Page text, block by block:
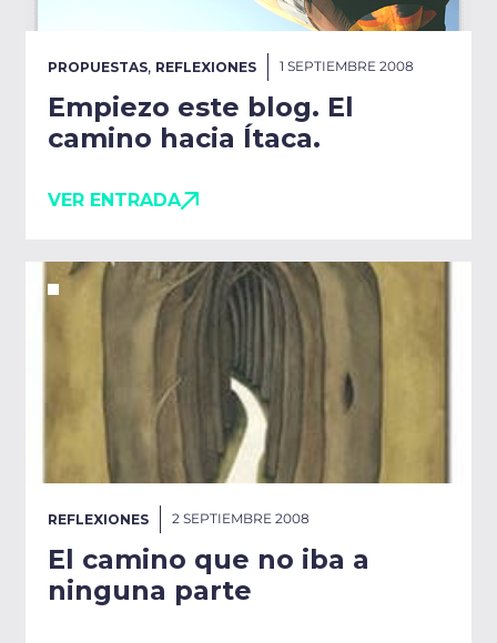
PROPUESTAS, REFLEXIONES 1 SEPTIEMBRE 2008
Empiezo este blog. El
camino hacia Ítaca.
VER ENTRADA
REFLEXIONES 2 SEPTIEMBRE 2008
El camino que no iba a
ninguna parte